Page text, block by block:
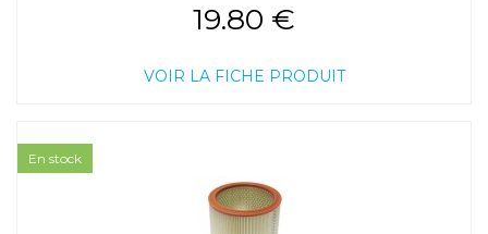
19.80 €
VOIR LA FICHE PRODUIT
En stock